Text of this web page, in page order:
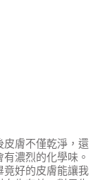
膚不僅乾淨，還
濃烈的化學味。
竟好的皮膚能讓我